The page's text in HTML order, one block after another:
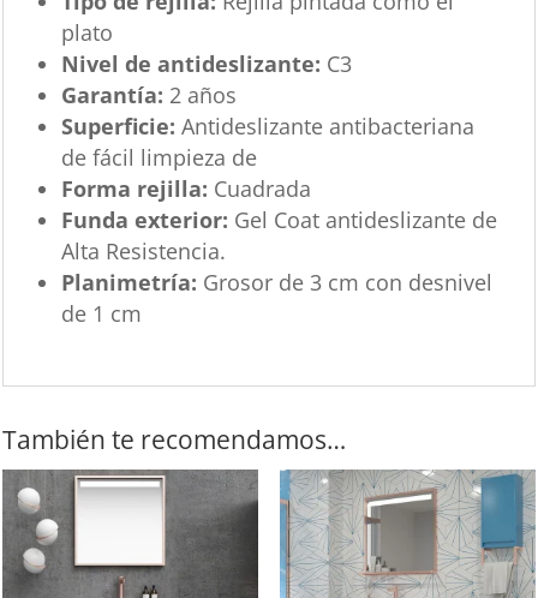
plato
Nivel de antideslizante: C3
Garantía: 2 años
Superficie: Antideslizante antibacteriana
de fácil limpieza de
Forma rejilla: Cuadrada
Funda exterior: Gel Coat antideslizante de
Alta Resistencia.
Planimetría: Grosor de 3 cm con desnivel
de 1 cm
También te recomendamos…